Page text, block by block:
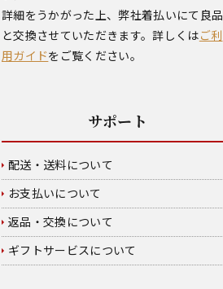
詳細をうかがった上、弊社着払いにて良品
と交換させていただきます。詳しくはご利
用ガイドをご覧ください。
サポート
配送・送料について
お支払いについて
返品・交換について
ギフトサービスについて